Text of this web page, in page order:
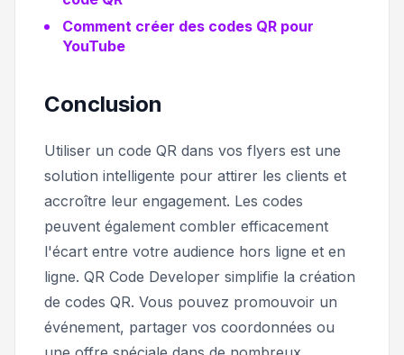
Comment créer des codes QR pour
YouTube
Conclusion
Utiliser un code QR dans vos flyers est une
solution intelligente pour attirer les clients et
accroître leur engagement. Les codes
peuvent également combler efficacement
l'écart entre votre audience hors ligne et en
ligne. QR Code Developer simplifie la création
de codes QR. Vous pouvez promouvoir un
événement, partager vos coordonnées ou